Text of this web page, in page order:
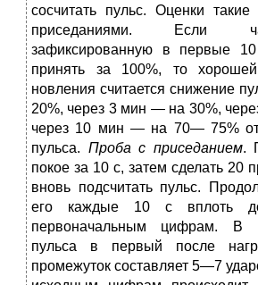
сосчитать пульс. Оценки
приседаниями. Если
зафиксированную в первые 10
принять за 100%, то
новления считается снижение
20%, через 3 мин — на 30%,
через 10 мин — на 70— 75% от
пульса. Проба с приседанием.
покое за 10 с, затем сделать 20
вновь подсчитать пульс.
его каждые 10 с вплоть
первоначальным цифрам. В
пульса в первый после
промежуток составляет 5—7